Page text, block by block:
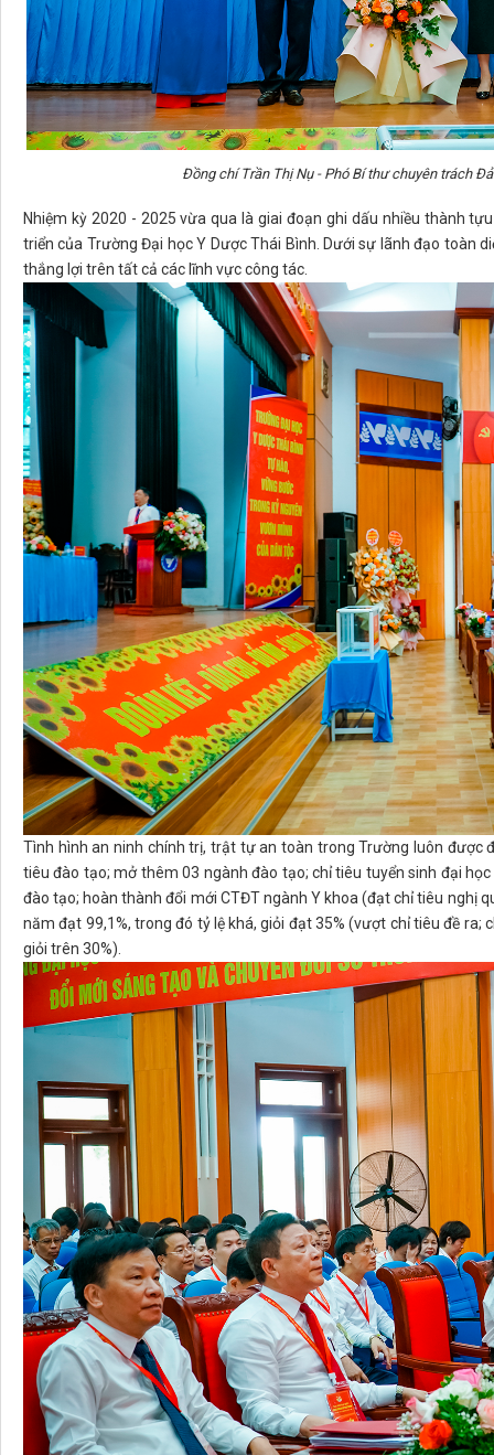
Đồng chí Trần Thị Nụ - Phó Bí thư chuyên trách
Nhiệm kỳ 2020 - 2025 vừa qua là giai đoạn ghi dấu nhiều thành
triển của Trường Đại học Y Dược Thái Bình. Dưới sự lãnh đạo toàn
thắng lợi trên tất cả các lĩnh vực công tác.
Tình hình an ninh chính trị, trật tự an toàn trong Trường luôn được
tiêu đào tạo; mở thêm 03 ngành đào tạo; chỉ tiêu tuyển sinh đại
đào tạo; hoàn thành đổi mới CTĐT ngành Y khoa (đạt chỉ tiêu nghị
năm đạt 99,1%, trong đó tỷ lệ khá, giỏi đạt 35% (vượt chỉ tiêu đề ra;
giỏi trên 30%).